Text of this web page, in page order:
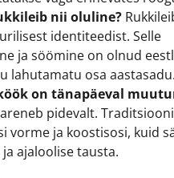
nii oluline?
identiteedist. Selle
ja söömine on olnud
lahutamatu osa aastasadu.
on tänapäeval
pidevalt.
vorme ja koostisosi, kuid
ajaloolise tausta.